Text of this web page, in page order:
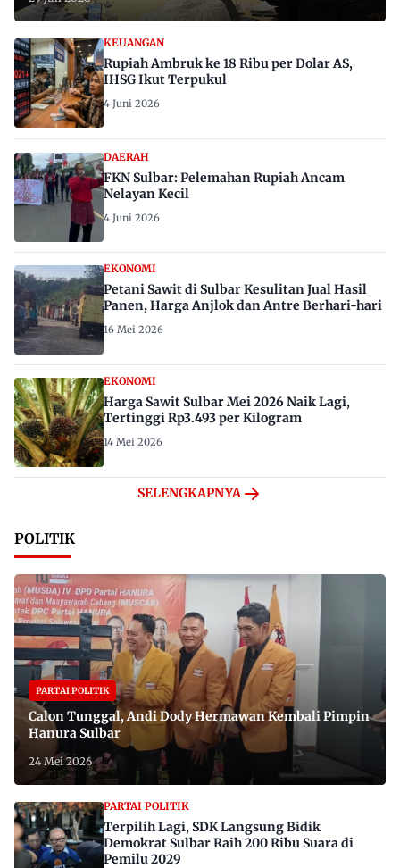
KEUANGAN
Rupiah Ambruk ke 18 Ribu per Dolar AS,
IHSG Ikut Terpukul
4 Juni 2026
DAERAH
FKN Sulbar: Pelemahan Rupiah Ancam
Nelayan Kecil
4 Juni 2026
EKONOMI
Petani Sawit di Sulbar Kesulitan Jual Hasil
Panen, Harga Anjlok dan Antre Berhari-hari
16 Mei 2026
EKONOMI
Harga Sawit Sulbar Mei 2026 Naik Lagi,
Tertinggi Rp3.493 per Kilogram
14 Mei 2026
SELENGKAPNYA
POLITIK
PARTAI POLITIK
Calon Tunggal, Andi Dody Hermawan Kembali Pimpin
Hanura Sulbar
24 Mei 2026
PARTAI POLITIK
Terpilih Lagi, SDK Langsung Bidik
Demokrat Sulbar Raih 200 Ribu Suara di
Pemilu 2029